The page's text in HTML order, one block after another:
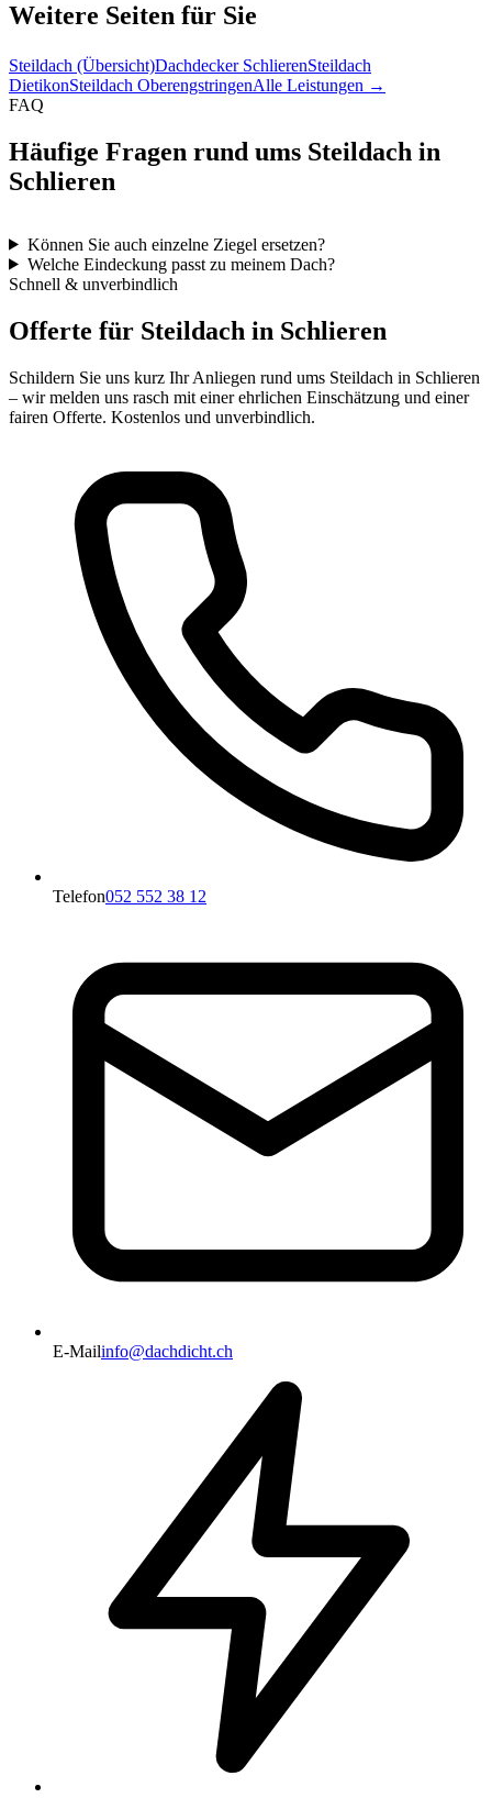
Weitere Seiten für Sie
Steildach (Übersicht)Dachdecker SchlierenSteildach
DietikonSteildach OberengstringenAlle Leistungen →
FAQ
Häufige Fragen rund ums Steildach in
Schlieren
Können Sie auch einzelne Ziegel ersetzen?
Welche Eindeckung passt zu meinem Dach?
Schnell & unverbindlich
Offerte für Steildach in Schlieren
Schildern Sie uns kurz Ihr Anliegen rund ums Steildach in Schlieren
– wir melden uns rasch mit einer ehrlichen Einschätzung und einer
fairen Offerte. Kostenlos und unverbindlich.
Telefon052 552 38 12
E-Mailinfo@dachdicht.ch